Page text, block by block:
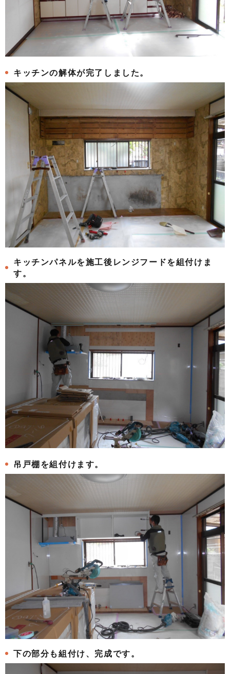
キッチンの解体が完了しました。
キッチンパネルを施工後レンジフードを組付けま
す。
吊戸棚を組付けます。
下の部分も組付け、完成です。